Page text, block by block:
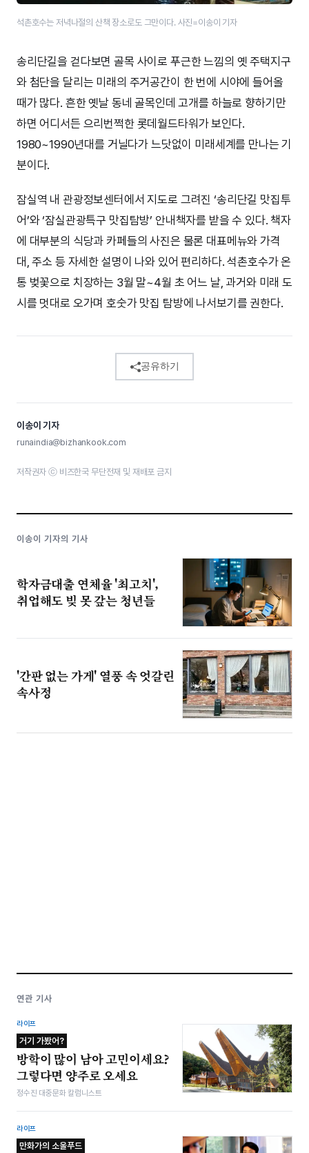
석촌호수는 저녁나절의 산책 장소로도 그만이다. 사진=이송이 기자
송리단길을 걷다보면 골목 사이로 푸근한 느낌의 옛 주택지구
와 첨단을 달리는 미래의 주거공간이 한 번에 시야에 들어올
때가 많다. 흔한 옛날 동네 골목인데 고개를 하늘로 향하기만
하면 어디서든 으리번쩍한 롯데월드타워가 보인다.
1980~1990년대를 거닐다가 느닷없이 미래세계를 만나는 기
분이다.
잠실역 내 관광정보센터에서 지도로 그려진 ‘송리단길 맛집투
어’와 ‘잠실관광특구 맛집탐방’ 안내책자를 받을 수 있다. 책자
에 대부분의 식당과 카페들의 사진은 물론 대표메뉴와 가격
대, 주소 등 자세한 설명이 나와 있어 편리하다. 석촌호수가 온
통 벚꽃으로 치장하는 3월 말~4월 초 어느 날, 과거와 미래 도
시를 멋대로 오가며 호숫가 맛집 탐방에 나서보기를 권한다.
공유하기
이송이 기자
runaindia@bizhankook.com
저작권자 ⓒ 비즈한국 무단전재 및 재배포 금지
이송이 기자의 기사
학자금대출 연체율 '최고치',
취업해도 빚 못 갚는 청년들
'간판 없는 가게' 열풍 속 엇갈린
속사정
연관 기사
라이프
거기 가봤어?
방학이 많이 남아 고민이세요?
그렇다면 양주로 오세요
정수진 대중문화 칼럼니스트
라이프
만화가의 소울푸드